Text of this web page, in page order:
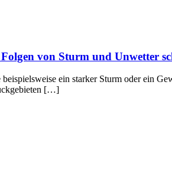
von Sturm und Unwetter
ein starker Sturm oder ein
[…]